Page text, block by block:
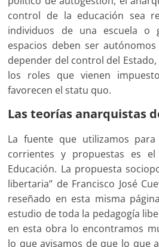
control de la educación sea
individuos de una escuela o
espacios deben ser
depender del control del
los roles que vienen
favorecen el statu quo.
Las teorías anarquistas
La fuente que utilizamos
corrientes y propuestas es
Educación. La propuesta
libertaria” de Francisco José
reseñado en esta misma
estudio de toda la pedagogía
en esta obra lo encontramos
lo que avisamos de que lo que